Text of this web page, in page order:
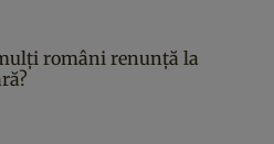
români renunță la